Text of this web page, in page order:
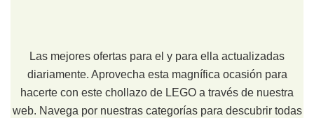
Las mejores ofertas para el y para ella actualizadas
diariamente. Aprovecha esta magnífica ocasión para
hacerte con este chollazo de LEGO a través de nuestra
web. Navega por nuestras categorías para descubrir todas